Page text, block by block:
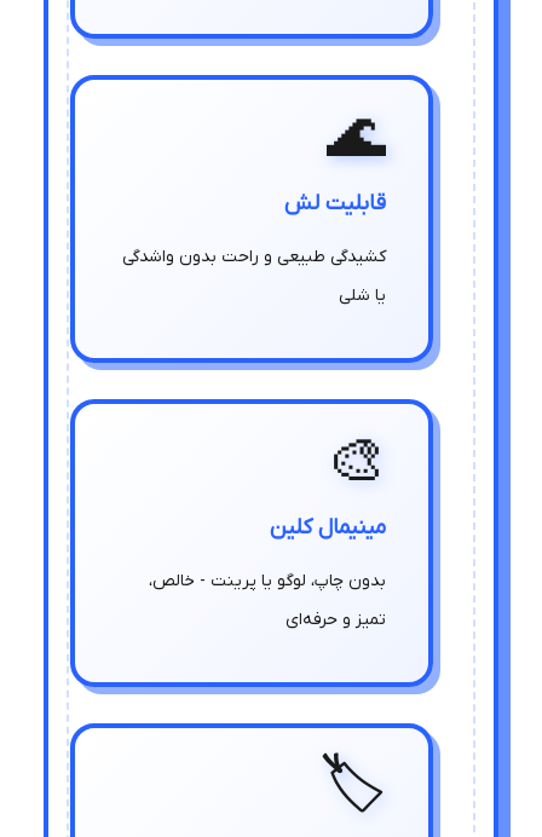
🌊
قابلیت لش
کشیدگی طبیعی و راحت بدون واشدگی
یا شلی
🎨
مینیمال کلین
بدون چاپ، لوگو یا پرینت - خالص،
تمیز و حرفه‌ای
🏷️